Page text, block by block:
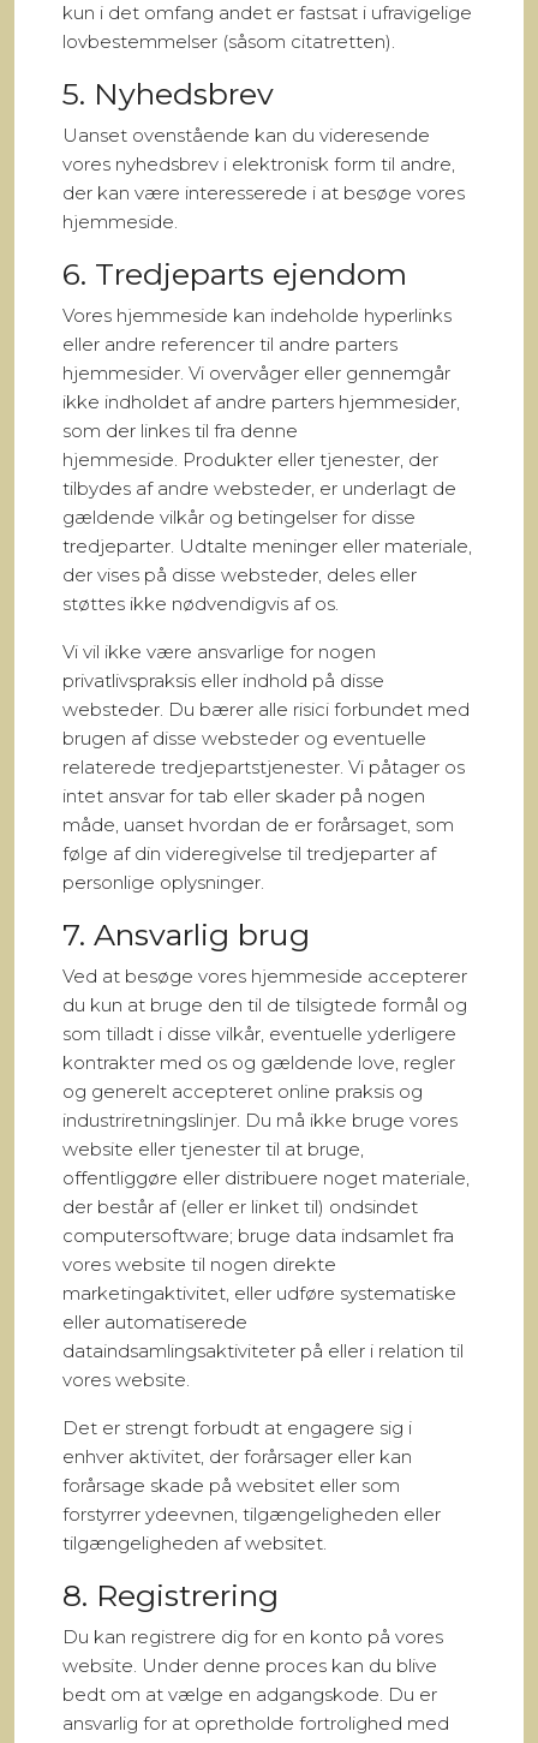
kun i det omfang andet er fastsat i ufravigelige
lovbestemmelser (såsom citatretten).
5. Nyhedsbrev
Uanset ovenstående kan du videresende
vores nyhedsbrev i elektronisk form til andre,
der kan være interesserede i at besøge vores
hjemmeside.
6. Tredjeparts ejendom
Vores hjemmeside kan indeholde hyperlinks
eller andre referencer til andre parters
hjemmesider. Vi overvåger eller gennemgår
ikke indholdet af andre parters hjemmesider,
som der linkes til fra denne
hjemmeside. Produkter eller tjenester, der
tilbydes af andre websteder, er underlagt de
gældende vilkår og betingelser for disse
tredjeparter. Udtalte meninger eller materiale,
der vises på disse websteder, deles eller
støttes ikke nødvendigvis af os.
Vi vil ikke være ansvarlige for nogen
privatlivspraksis eller indhold på disse
websteder. Du bærer alle risici forbundet med
brugen af disse websteder og eventuelle
relaterede tredjepartstjenester. Vi påtager os
intet ansvar for tab eller skader på nogen
måde, uanset hvordan de er forårsaget, som
følge af din videregivelse til tredjeparter af
personlige oplysninger.
7. Ansvarlig brug
Ved at besøge vores hjemmeside accepterer
du kun at bruge den til de tilsigtede formål og
som tilladt i disse vilkår, eventuelle yderligere
kontrakter med os og gældende love, regler
og generelt accepteret online praksis og
industriretningslinjer. Du må ikke bruge vores
website eller tjenester til at bruge,
offentliggøre eller distribuere noget materiale,
der består af (eller er linket til) ondsindet
computersoftware; bruge data indsamlet fra
vores website til nogen direkte
marketingaktivitet, eller udføre systematiske
eller automatiserede
dataindsamlingsaktiviteter på eller i relation til
vores website.
Det er strengt forbudt at engagere sig i
enhver aktivitet, der forårsager eller kan
forårsage skade på websitet eller som
forstyrrer ydeevnen, tilgængeligheden eller
tilgængeligheden af websitet.
8. Registrering
Du kan registrere dig for en konto på vores
website. Under denne proces kan du blive
bedt om at vælge en adgangskode. Du er
ansvarlig for at opretholde fortrolighed med